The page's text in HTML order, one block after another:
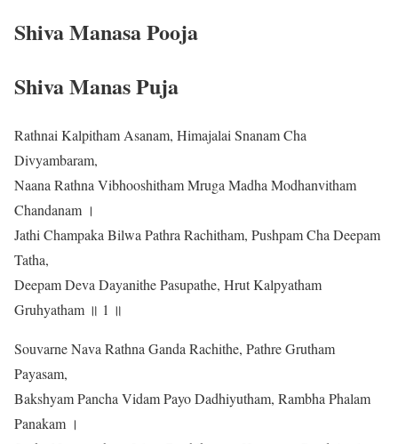
Shiva Manasa Pooja
Shiva Manas Puja
Rathnai Kalpitham Asanam, Himajalai Snanam Cha
Divyambaram,
Naana Rathna Vibhooshitham Mruga Madha Modhanvitham
Chandanam ।
Jathi Champaka Bilwa Pathra Rachitham, Pushpam Cha Deepam
Tatha,
Deepam Deva Dayanithe Pasupathe, Hrut Kalpyatham
Gruhyatham ॥ 1 ॥
Souvarne Nava Rathna Ganda Rachithe, Pathre Grutham
Payasam,
Bakshyam Pancha Vidam Payo Dadhiyutham, Rambha Phalam
Panakam ।